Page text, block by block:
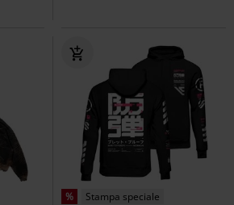
% Stampa speciale